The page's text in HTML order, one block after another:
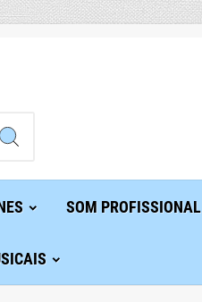
SOM PROFISSIONAL